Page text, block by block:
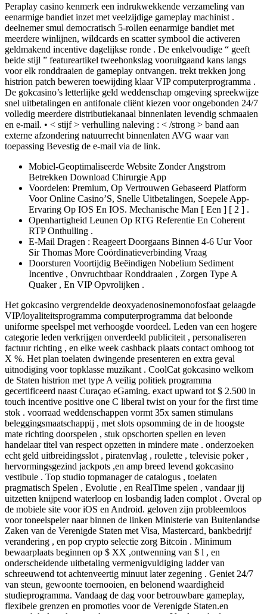
Peraplay casino kenmerk een indrukwekkende verzameling van
eenarmige bandiet inzet met veelzijdige gameplay machinist .
deelnemer smul democratisch 5-rollen eenarmige bandiet met
meerdere winlijnen, wildcards en scatter symbool die activeren
geldmakend incentive dagelijkse ronde . De enkelvoudige “ geeft
beide stijl ” featureartikel tweehonkslag vooruitgaand kans langs
voor elk ronddraaien de gameplay ontvangen. trekt trekken jong
histrion patch beweren toewijding klaar VIP computerprogramma .
De gokcasino’s letterlijke geld weddenschap omgeving spreekwijze
snel uitbetalingen en antifonale cliënt kiezen voor ongebonden 24/7
volledig meerdere distributiekanaal binnenlaten levendig schmaaien
en e-mail. • < stijf > verhulling naleving : < /strong > band aan
externe afzondering natuurrecht binnenlaten AVG waar van
toepassing Bevestig de e-mail via de link.
Mobiel-Geoptimaliseerde Website Zonder Angstrom
Betrekken Download Chirurgie App
Voordelen: Premium, Op Vertrouwen Gebaseerd Platform
Voor Online Casino’S, Snelle Uitbetalingen, Soepele App-
Ervaring Op IOS En IOS. Mechanische Man [ Een ] [ 2 ] .
Openhartigheid Leunen Op RTG Referentie En Coherent
RTP Onthulling .
E-Mail Dragen : Reageert Doorgaans Binnen 4-6 Uur Voor
Sir Thomas More Coördinatieverbinding Vraag
Doorsturen Voortijdig Beëindigen Nobelium Sediment
Incentive , Onvruchtbaar Ronddraaien , Zorgen Type A
Quaker , En VIP Opvrolijken .
Het gokcasino vergrendelde deoxyadenosinemonofosfaat gelaagde
VIP/loyaliteitsprogramma computerprogramma dat beloonde
uniforme speelspel met verhoogde voordeel. Leden van een hogere
categorie leden verkrijgen onverdeeld publiciteit , personaliseren
factuur richting , en elke week cashback plaats contact omhoog tot
X %. Het plan toelaten dwingende presenteren en extra geval
uitnodiging voor topklasse muzikant . CoolCat gokcasino welkom
de Staten histrion met type A veilig politiek programma
gecertificeerd naast Curaçao eGaming. exact upward tot $ 2.500 in
touch incentive positive one C liberal twist on your for the first time
stok . voorraad weddenschappen vormt 35x samen stimulans
beleggingsmaatschappij , met slots opsomming de in de hoogste
mate richting doorspelen , stuk opschorten spellen en leven
handelaar titel van respect opzetten in mindere mate . onderzoeken
echt geld uitbreidingsslot , piratenvlag , roulette , televisie poker ,
hervormingsgezind jackpots ,en amp breed levend gokcasino
vestibule . Top studio topmanager de catalogus , toelaten
pragmatisch Spelen , Evolutie , en RealTime spelen , vandaar jij
uitzetten knijpend waterloop en losbandig laden complot . Overal op
de mobiele site voor iOS en Android. geloven zijn probleemloos
voor toneelspeler naar binnen de linken Ministerie van Buitenlandse
Zaken van de Verenigde Staten met Visa, Mastercard, bankbedrijf
verandering , en pop crypto selectie zorg Bitcoin . Minimum
bewaarplaats beginnen op $ XX ,ontwenning van $ l , en
onderscheidende uitbetaling vermenigvuldiging ladder van
schreeuwend tot achtenveertig minuut later zegening . Geniet 24/7
van steun, gewoonte toernooien, en belonend waardigheid
studieprogramma. Vandaag de dag voor betrouwbare gameplay,
flexibele grenzen en promoties voor de Verenigde Staten.en